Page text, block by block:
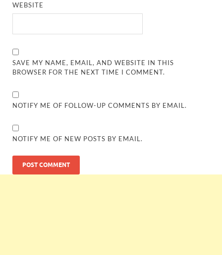
WEBSITE
SAVE MY NAME, EMAIL, AND WEBSITE IN THIS
BROWSER FOR THE NEXT TIME I COMMENT.
NOTIFY ME OF FOLLOW-UP COMMENTS BY EMAIL.
NOTIFY ME OF NEW POSTS BY EMAIL.